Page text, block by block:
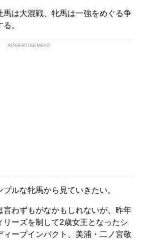
は大混戦、牝馬は一強をめぐる争
。
ADVERTISEMENT
ルな牝馬から見ていきたい。
言わずもがなかもしれないが、昨年
リーズを制して2歳女王となったシ
ィープインパクト、美浦・二ノ宮敬